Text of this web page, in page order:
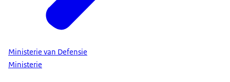
Ministerie van Defensie
Ministerie